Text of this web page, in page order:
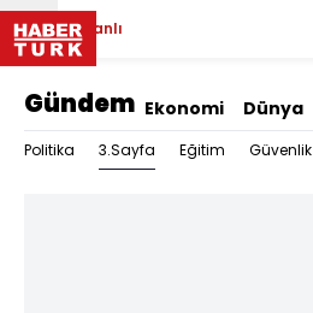
Canlı
Gündem Ekonomi Dünya
Politika 3.Sayfa Eğitim Güvenlik